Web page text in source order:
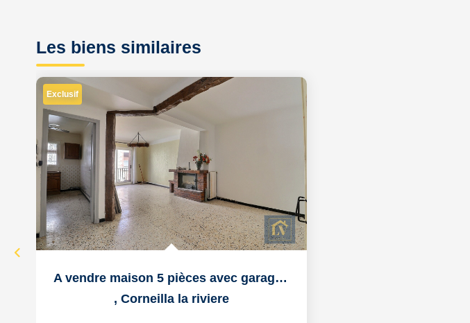
Les biens similaires
Exclusif
A vendre maison 5 pièces avec garage et terrasse
, Corneilla la riviere